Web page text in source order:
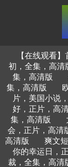
【在线观看】
初，全集，高清
集，高清版
集，高清版
片，美国小说
好，正片，高
集，高清版
会，正片，高清
高清版
爽文
你的幸运日，
裁，全集，高清